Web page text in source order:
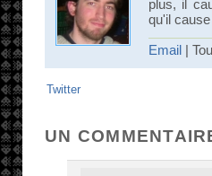
plus, il
qu'il
Email |
Twitter
UN